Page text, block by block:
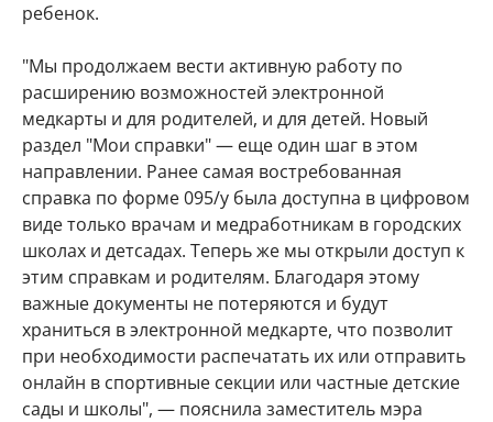
ребенок.
"Мы продолжаем вести активную работу по
расширению возможностей электронной
медкарты и для родителей, и для детей. Новый
раздел "Мои справки" — еще один шаг в этом
направлении. Ранее самая востребованная
справка по форме 095/у была доступна в цифровом
виде только врачам и медработникам в городских
школах и детсадах. Теперь же мы открыли доступ к
этим справкам и родителям. Благодаря этому
важные документы не потеряются и будут
храниться в электронной медкарте, что позволит
при необходимости распечатать их или отправить
онлайн в спортивные секции или частные детские
сады и школы", — пояснила заместитель мэра